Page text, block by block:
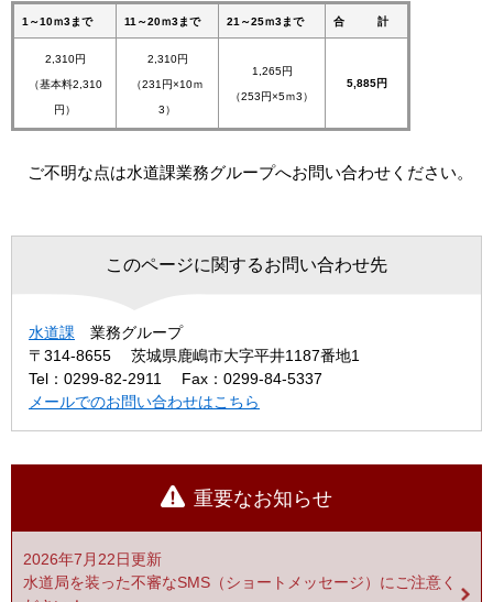
1～10ｍ3まで 11～20ｍ3まで 21～25ｍ3まで 合 計
2,310円
（基本料2,310
円）
2,310円
（231円×10ｍ
3）
1,265円
（253円×5ｍ3）
5,885円
ご不明な点は水道課業務グループへお問い合わせください。
このページに関するお問い合わせ先
水道課
業務グループ
〒314-8655
茨城県鹿嶋市大字平井1187番地1
Tel：0299-82-2911
Fax：0299-84-5337
メールでのお問い合わせはこちら
重要なお知らせ
2026年7月22日更新
水道局を装った不審なSMS（ショートメッセージ）にご注意く